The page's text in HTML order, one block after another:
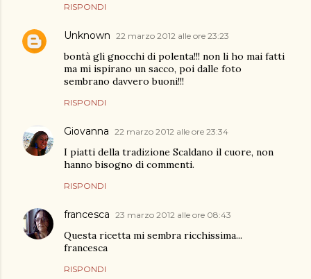
RISPONDI
Unknown 22 marzo 2012 alle ore 23:23
bontà gli gnocchi di polenta!!! non li ho mai fatti
ma mi ispirano un sacco, poi dalle foto
sembrano davvero buoni!!!
RISPONDI
Giovanna 22 marzo 2012 alle ore 23:34
I piatti della tradizione Scaldano il cuore, non
hanno bisogno di commenti.
RISPONDI
francesca 23 marzo 2012 alle ore 08:43
Questa ricetta mi sembra ricchissima...
francesca
RISPONDI